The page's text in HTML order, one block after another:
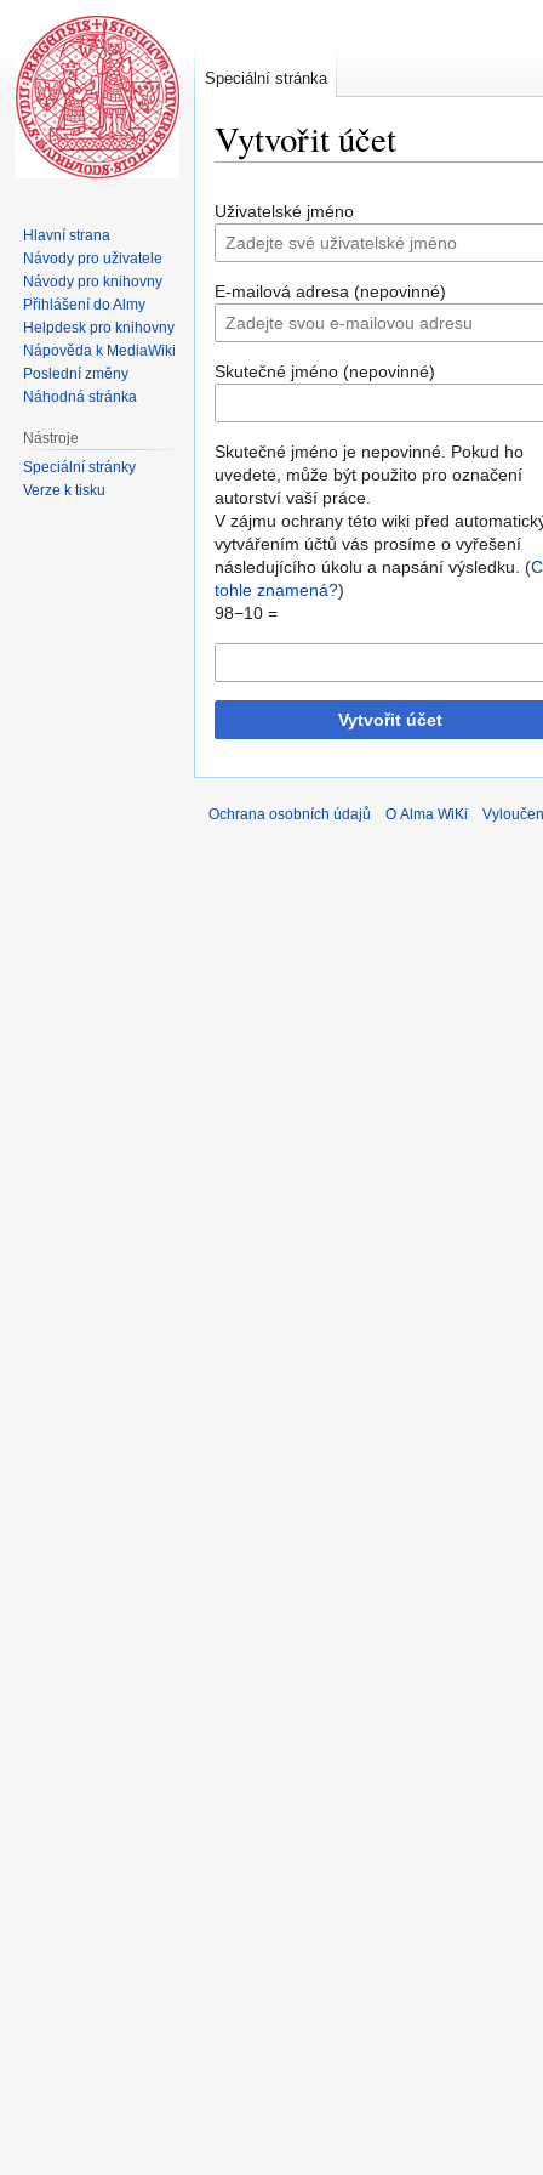
Vytvořit účet
na
navigaci
na
vyhledávání
Uživatelské jméno
E-mailová adresa (nepovinné)
Skutečné jméno (nepovinné)
Skutečné jméno je nepovinné. Pokud ho
uvedete, může být použito pro označení
autorství vaší práce.
V zájmu ochrany této wiki před
vytvářením účtů vás prosíme o vyřešení
následujícího úkolu a napsání výsledku. (
tohle znamená?)
98−10 =
Vytvořit účet
Speciální stránka
Hlavní strana
Návody pro uživatele
Návody pro knihovny
Přihlášení do Almy
Helpdesk pro knihovny
Nápověda k MediaWiki
Poslední změny
Náhodná stránka
Nástroje
Speciální stránky
Verze k tisku
Ochrana osobních údajů O Alma WiKi